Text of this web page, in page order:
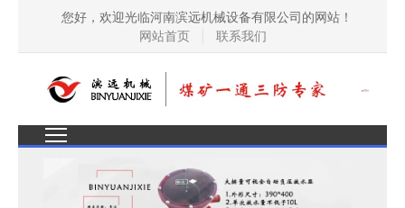
您好，欢迎光临河南滨远机械设备有限公司的网站！
网站首页
联系我们